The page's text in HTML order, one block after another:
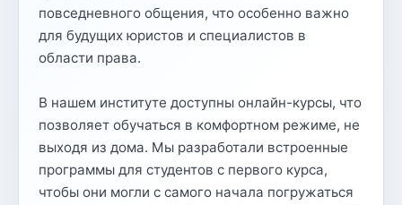
повседневного общения, что особенно важно
для будущих юристов и специалистов в
области права.
В нашем институте доступны онлайн-курсы, что
позволяет обучаться в комфортном режиме, не
выходя из дома. Мы разработали встроенные
программы для студентов с первого курса,
чтобы они могли с самого начала погружаться